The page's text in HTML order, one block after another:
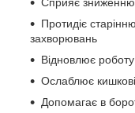
Протидіє
захворювань
Відновлює
Ослаблює
Допомагає в